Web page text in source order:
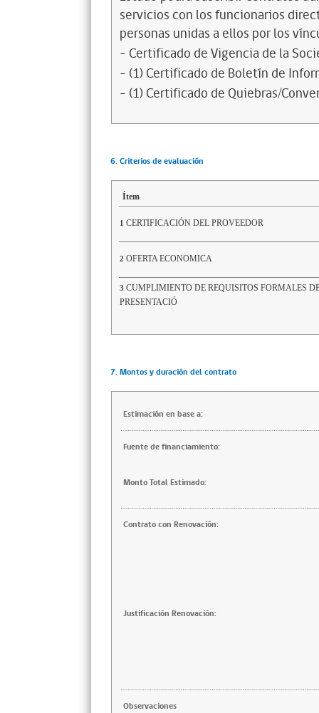
servicios con los funcionarios
personas unidas a ellos por los
- Certificado de Vigencia de la
- (1) Certificado de Boletín de
- (1) Certificado de Quiebras/
6. Criterios de evaluación
Ítem
1 CERTIFICACIÓN DEL PROVEEDOR
2 OFERTA ECONOMICA
3 CUMPLIMIENTO DE REQUISITOS FORMALES
PRESENTACIÓ
7. Montos y duración del contrato
Estimación en base a:
Fuente de financiamiento:
Monto Total Estimado:
Contrato con Renovación:
Justificación Renovación:
Observaciones